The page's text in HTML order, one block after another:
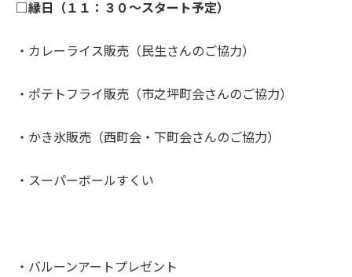
□縁日（１１：３０～スタート予定）
・カレーライス販売（民生さんのご協力）
・ポテトフライ販売（市之坪町会さんのご協力）
・かき氷販売（西町会・下町会さんのご協力）
・スーパーボールすくい
・バルーンアートプレゼント